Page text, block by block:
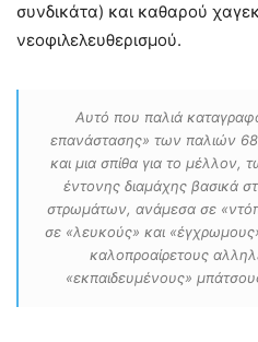
συνδικάτα) και καθαρού
νεοφιλελευθερισμού.
Αυτό που παλιά
επανάστασης» των παλιών
και μια σπίθα για το μέλλον,
έντονης διαμάχης βασικά
στρωμάτων, ανάμεσα σε
σε «λευκούς» και
καλοπροαίρετους
«εκπαιδευμένους»